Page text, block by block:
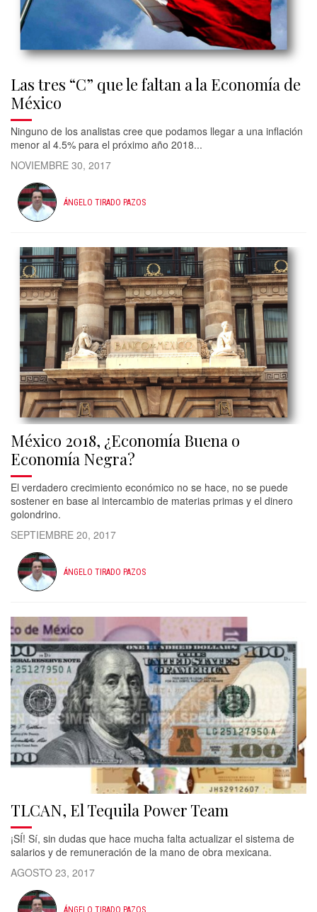
Las tres “C” que le faltan a la Economía de
México
Ninguno de los analistas cree que podamos llegar a una inflación
menor al 4.5% para el próximo año 2018...
NOVIEMBRE 30, 2017
ÁNGELO TIRADO PAZOS
México 2018, ¿Economía Buena o
Economía Negra?
​El verdadero crecimiento económico no se hace, no se puede
sostener en base al intercambio de materias primas y el dinero
golondrino.
SEPTIEMBRE 20, 2017
ÁNGELO TIRADO PAZOS
TLCAN, El Tequila Power Team
¡SÍ! Sí, sin dudas que hace mucha falta actualizar el sistema de
salarios y de remuneración de la mano de obra mexicana.
AGOSTO 23, 2017
ÁNGELO TIRADO PAZOS